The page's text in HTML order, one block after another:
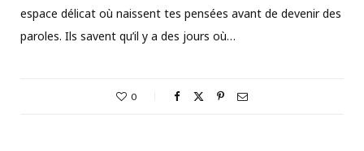
espace délicat où naissent tes pensées avant de devenir des
paroles. Ils savent qu’il y a des jours où…
0